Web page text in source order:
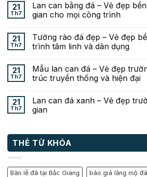
21
Th7
Lan can bằng đá – Vẻ đẹp
gian cho mọi công trình
21
Th7
Tường rào đá đẹp – Vẻ đẹp
trình tâm linh và dân dụng
21
Th7
Mẫu lan can đá – Vẻ đẹp
trúc truyền thống và hiện đại
21
Th7
Lan can đá xanh – Vẻ đẹp
gian
THẺ TỪ KHÓA
Bàn lễ đã tại Bắc Giang báo giá lăng mộ đá